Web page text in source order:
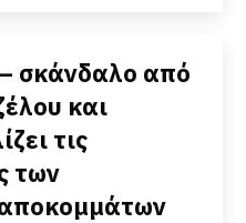
σκάνδαλο από
και
τις
των